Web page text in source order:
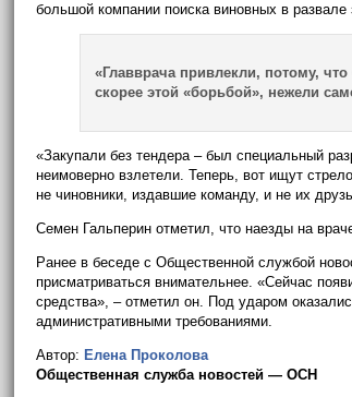
большой компании поиска виновных в развале
«Главврача привлекли, потому,
скорее этой «борьбой», нежели
«Закупали без тендера – был специальный
неимоверно взлетели. Теперь, вот ищут
не чиновники, издавшие команду, и не их
Семен Гальперин отметил, что наезды на
Ранее в беседе с Общественной службой
присматриваться внимательнее. «Сейчас
средства», – отметил он. Под ударом
административными требованиями.
Автор: Елена Проколова
Общественная служба новостей — ОСН